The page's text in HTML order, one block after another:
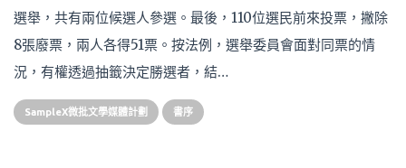
選舉，共有兩位候選人參選。最後，110位選民前來投票，撇除
8張廢票，兩人各得51票。按法例，選舉委員會面對同票的情
況，有權透過抽籤決定勝選者，結…
SampleX微批文學媒體計劃 書序